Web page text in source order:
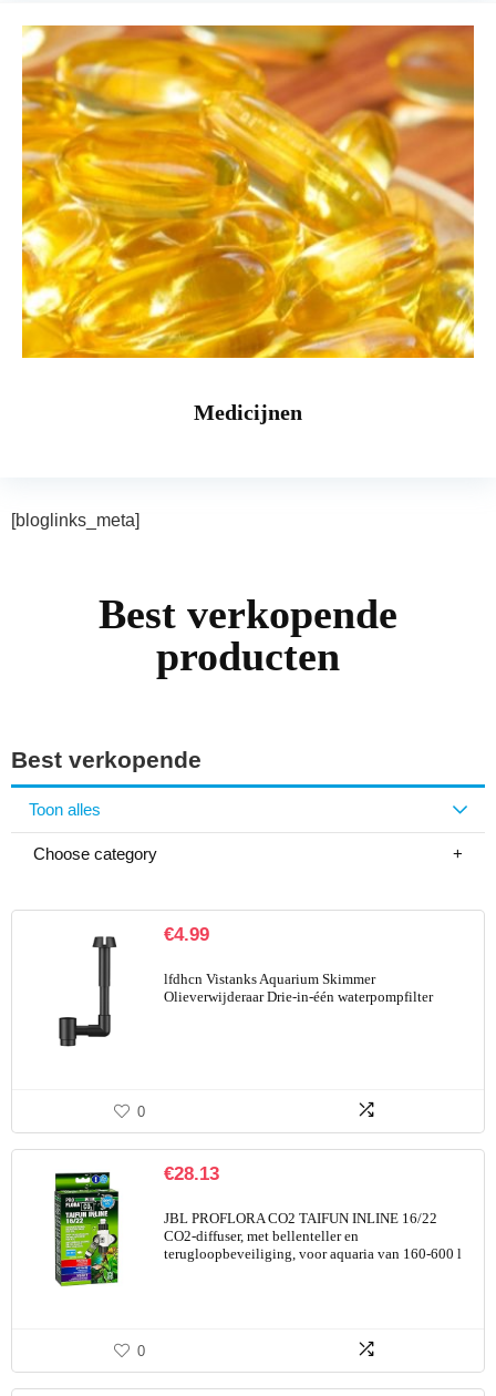
Medicijnen
[bloglinks_meta]
Best verkopende
producten
Best verkopende
Toon alles
Choose category
€4.99
lfdhcn Vistanks Aquarium Skimmer
Olieverwijderaar Drie-in-één waterpompfilter
0
€28.13
JBL PROFLORA CO2 TAIFUN INLINE 16/22
CO2-diffuser, met bellenteller en
terugloopbeveiliging, voor aquaria van 160-600 l
0